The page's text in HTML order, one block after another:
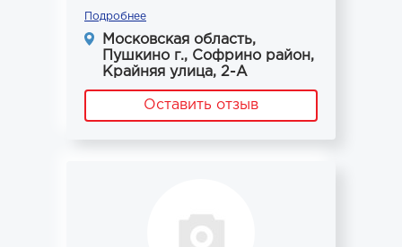
Подробнее
Московская область,
Пушкино г., Софрино район,
Крайняя улица, 2-А
Оставить отзыв